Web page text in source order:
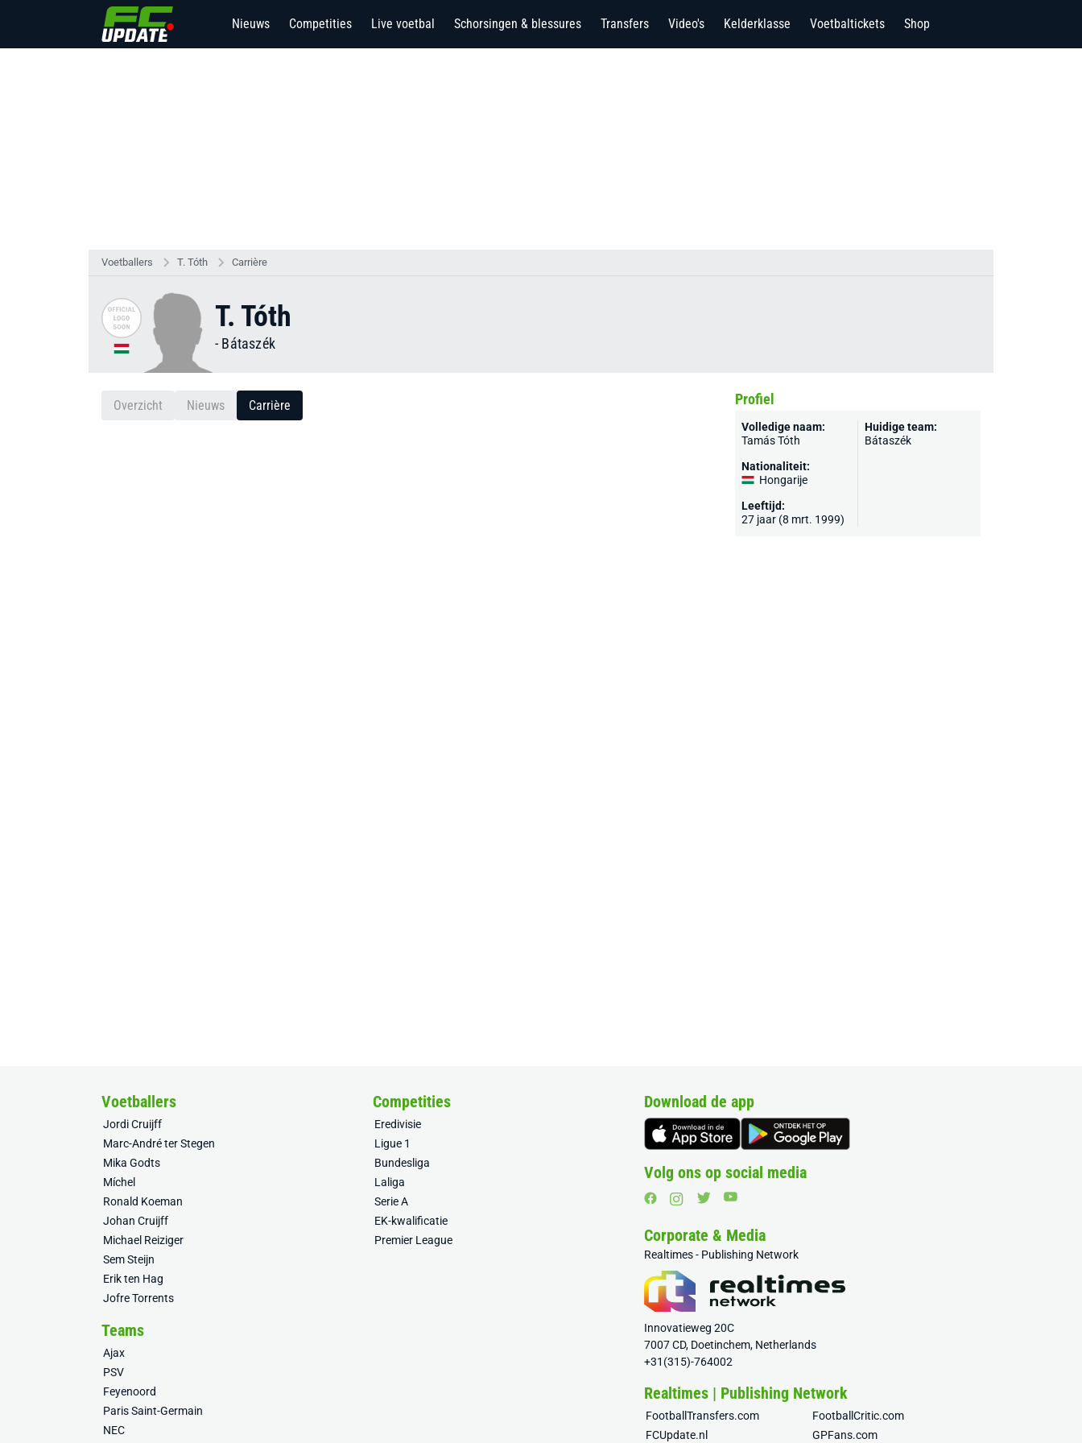
Nieuws Competities Live voetbal Schorsingen & blessures Transfers Video's Kelderklasse Voetbaltickets Shop
Voetballers T. Tóth Carrière
T. Tóth
- Bátaszék
Overzicht Nieuws Carrière Profiel
Volledige naam:
Tamás Tóth
Nationaliteit:
Hongarije
Leeftijd:
27 jaar (8 mrt. 1999)
Huidige team:
Bátaszék
Voetballers
Jordi Cruijff
Marc-André ter Stegen
Mika Godts
Míchel
Ronald Koeman
Johan Cruijff
Michael Reiziger
Sem Steijn
Erik ten Hag
Jofre Torrents
Competities
Eredivisie
Ligue 1
Bundesliga
Laliga
Serie A
EK-kwalificatie
Premier League
Teams
Ajax
PSV
Feyenoord
Paris Saint-Germain
NEC
Download de app
Volg ons op social media
Corporate & Media
Realtimes - Publishing Network
Innovatieweg 20C
7007 CD, Doetinchem, Netherlands
+31(315)-764002
Realtimes | Publishing Network
FootballTransfers.com
FootballCritic.com
FCUpdate.nl
GPFans.com